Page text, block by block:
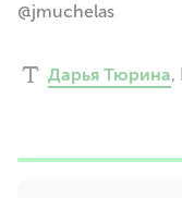
@jmuchelas
Дарья Тюрина,